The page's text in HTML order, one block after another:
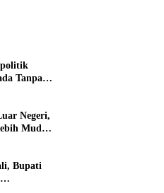
Tanpa
Negeri,
Mudah
Bupati